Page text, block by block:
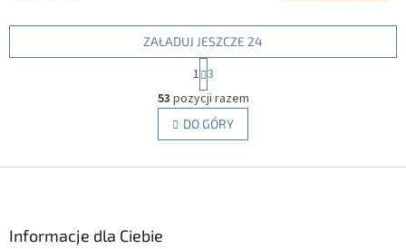
K
o
n
t
ZAŁADUJ JESZCZE 24
P
a
g
i
n
a
j
1 3
53 pozycji razem
DO GÓRY
Informacje dla Ciebie